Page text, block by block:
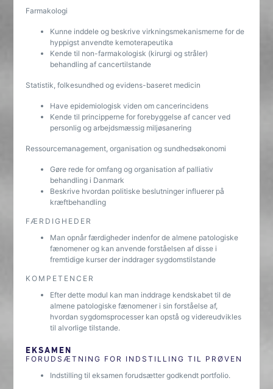
Farmakologi
Kunne inddele og beskrive virkningsmekanismerne for de
hyppigst anvendte kemoterapeutika
Kende til non-farmakologisk (kirurgi og stråler)
behandling af cancertilstande
Statistik, folkesundhed og evidens-baseret medicin
Have epidemiologisk viden om cancerincidens
Kende til principperne for forebyggelse af cancer ved
personlig og arbejdsmæssig miljøsanering
Ressourcemanagement, organisation og sundhedsøkonomi
Gøre rede for omfang og organisation af palliativ
behandling i Danmark
Beskrive hvordan politiske beslutninger influerer på
kræftbehandling
FÆRDIGHEDER
Man opnår færdigheder indenfor de almene patologiske
fænomener og kan anvende forståelsen af disse i
fremtidige kurser der inddrager sygdomstilstande
KOMPETENCER
Efter dette modul kan man inddrage kendskabet til de
almene patologiske fænomener i sin forståelse af,
hvordan sygdomsprocesser kan opstå og videreudvikles
til alvorlige tilstande.
EKSAMEN
FORUDSÆTNING FOR INDSTILLING TIL PRØVEN
Indstilling til eksamen forudsætter godkendt portfolio.